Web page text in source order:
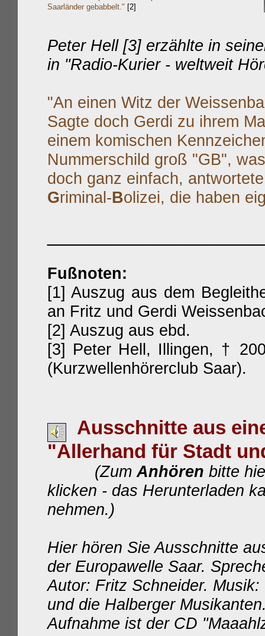
Saarländer gebabbelt." [2]
Peter Hell [3] erzählte in
in "Radio-Kurier - weltweit
"An einen Witz der
Sagte doch Gerdi zu ihrem
einem komischen
Nummerschild groß "GB",
doch ganz einfach,
Griminal-Bolizei, die haben
Fußnoten:
[1] Auszug aus dem
an Fritz und Gerdi
[2] Auszug aus ebd.
[3] Peter Hell, Illingen, †
(Kurzwellenhörerclub Saar).
Ausschnitte aus
"Allerhand für Stadt
(Zum Anhören bitte
klicken - das Herunterladen
nehmen. )
Hier hören Sie Ausschnitte
der Europawelle Saar.
Autor: Fritz Schneider.
und die Halberger
Aufnahme ist der CD